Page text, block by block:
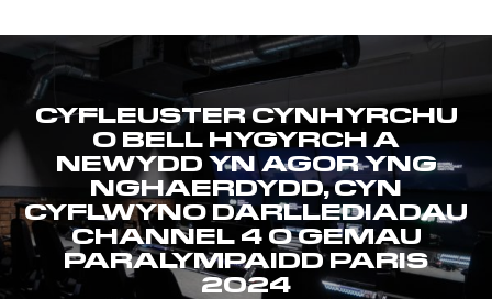
CYFLEUSTER CYNHYRCHU
O BELL HYGYRCH A
NEWYDD YN AGOR YNG
NGHAERDYDD, CYN
CYFLWYNO DARLLEDIADAU
CHANNEL 4 O GEMAU
PARALYMPAIDD PARIS
2024